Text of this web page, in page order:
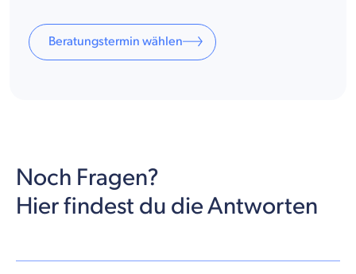
Beratungstermin wählen
Noch Fragen?
Hier findest du die Antworten